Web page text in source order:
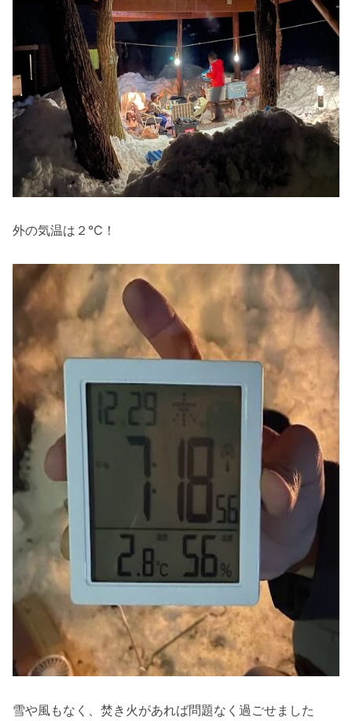
外の気温は２℃！
雪や風もなく、焚き火があれば問題なく過ごせました